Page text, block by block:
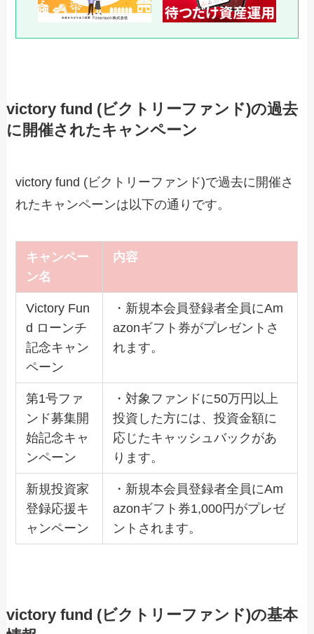
victory fund (ビクトリーファンド)の過去
に開催されたキャンペーン
victory fund (ビクトリーファンド)で過去に開催さ
れたキャンペーンは以下の通りです。
キャンペー
ン名
内容
Victory Fun
d ローンチ
記念キャン
ペーン
・新規本会員登録者全員にAm
azonギフト券がプレゼントさ
れます。
第1号ファ
ンド募集開
始記念キャ
ンペーン
・対象ファンドに50万円以上
投資した方には、投資金額に
応じたキャッシュバックがあ
ります。
新規投資家
登録応援キ
ャンペーン
・新規本会員登録者全員にAm
azonギフト券1,000円がプレゼ
ントされます。
victory fund (ビクトリーファンド)の基本